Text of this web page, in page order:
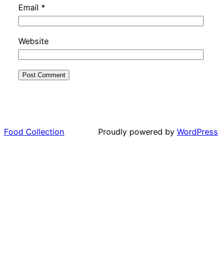
Email *
Website
Food Collection Proudly powered by WordPress